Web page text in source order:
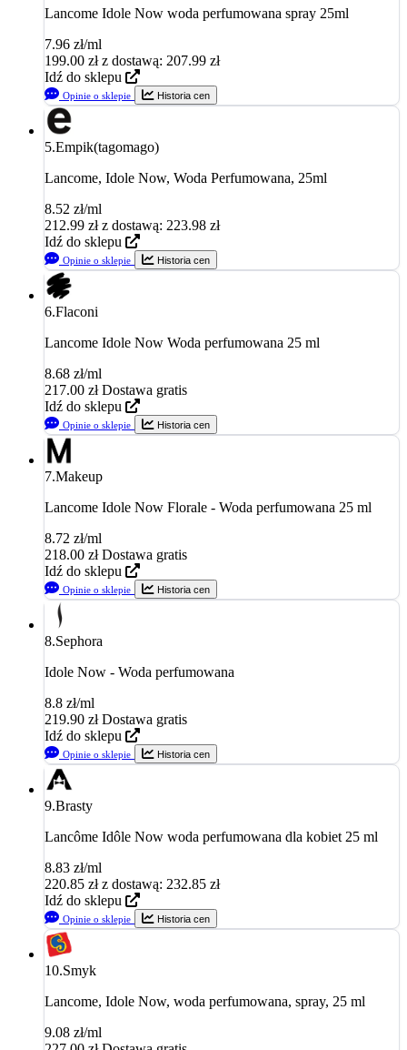
Lancome Idole Now woda perfumowana spray 25ml
7.96 zł/ml
199.00 zł z dostawą: 207.99 zł
Idź do sklepu
Opinie o sklepie Historia cen
5.Empik(tagomago)
Lancome, Idole Now, Woda Perfumowana, 25ml
8.52 zł/ml
212.99 zł z dostawą: 223.98 zł
Idź do sklepu
Opinie o sklepie Historia cen
6.Flaconi
Lancome Idole Now Woda perfumowana 25 ml
8.68 zł/ml
217.00 zł Dostawa gratis
Idź do sklepu
Opinie o sklepie Historia cen
7.Makeup
Lancome Idole Now Florale - Woda perfumowana 25 ml
8.72 zł/ml
218.00 zł Dostawa gratis
Idź do sklepu
Opinie o sklepie Historia cen
8.Sephora
Idole Now - Woda perfumowana
8.8 zł/ml
219.90 zł Dostawa gratis
Idź do sklepu
Opinie o sklepie Historia cen
9.Brasty
Lancôme Idôle Now woda perfumowana dla kobiet 25 ml
8.83 zł/ml
220.85 zł z dostawą: 232.85 zł
Idź do sklepu
Opinie o sklepie Historia cen
10.Smyk
Lancome, Idole Now, woda perfumowana, spray, 25 ml
9.08 zł/ml